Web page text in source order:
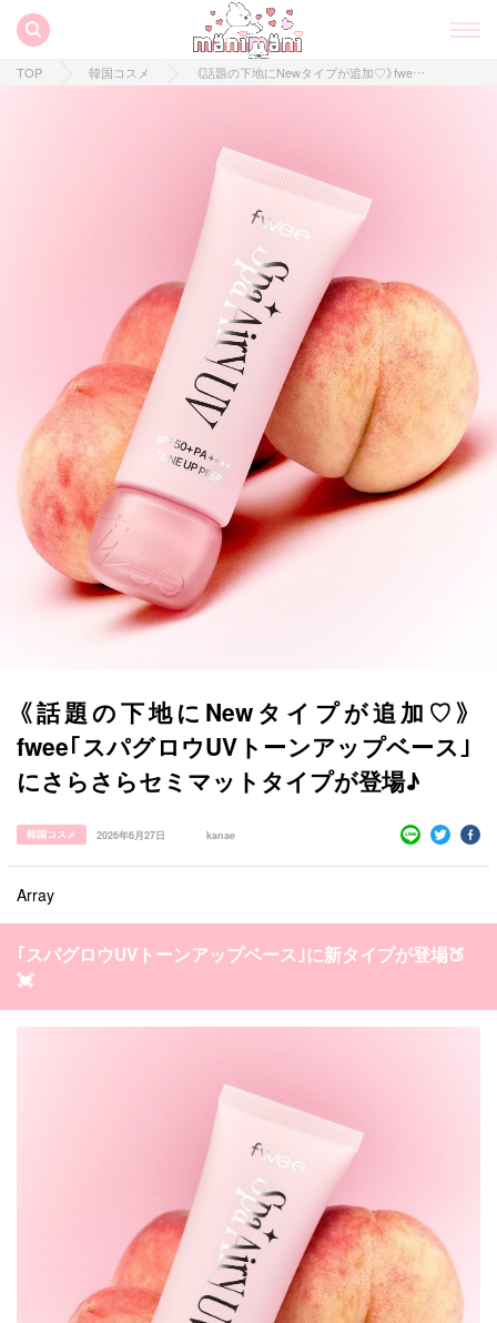
すべての記事
manimani について
カテゴリー一覧
タグ一覧
運営会社
韓国旅行
kpop トレンド 韓国メイク
オルチャンメイク twice 人気 アイドル
TOP 韓国コスメ 《話題の下地にNewタイプが追加♡》fwee｢スパグロウUVトーンアップベース｣にさらさらセミマットタイプが登場♪
《話題の下地にNewタイプが追加♡》
fwee｢スパグロウUVトーンアップベース｣
にさらさらセミマットタイプが登場♪
韓国コスメ 2026年6月27日 kanae
Array
｢スパグロウUVトーンアップベース｣に新タイプが登場🍑
💓